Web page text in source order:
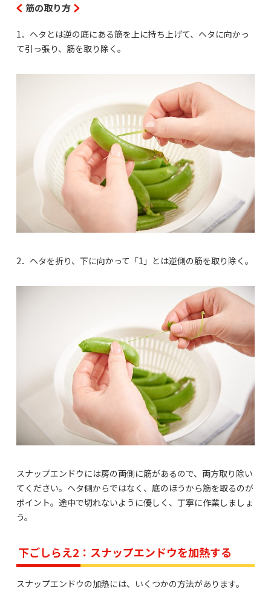
筋の取り方
1．ヘタとは逆の底にある筋を上に持ち上げて、ヘタに向かっ
て引っ張り、筋を取り除く。
2．ヘタを折り、下に向かって「1」とは逆側の筋を取り除く。
スナップエンドウには房の両側に筋があるので、両方取り除い
てください。ヘタ側からではなく、底のほうから筋を取るのが
ポイント。途中で切れないように優しく、丁寧に作業しましょ
う。
下ごしらえ2：スナップエンドウを加熱する
スナップエンドウの加熱には、いくつかの方法があります。